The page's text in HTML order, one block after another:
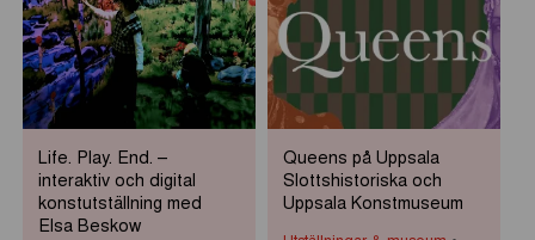
Life. Play. End. –
interaktiv och digital
konstutställning med
Elsa Beskow
Queens på Uppsala
Slottshistoriska och
Uppsala Konstmuseum